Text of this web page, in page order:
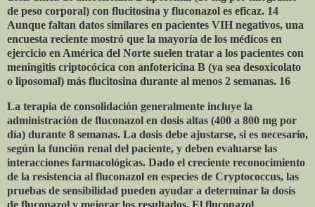
de peso corporal) con flucitosina y fluconazol es eficaz. 14
Aunque faltan datos similares en pacientes VIH negativos, una
encuesta reciente mostró que la mayoría de los médicos en
ejercicio en América del Norte suelen tratar a los pacientes con
meningitis criptocócica con anfotericina B (ya sea desoxicolato
o liposomal) más flucitosina durante al menos 2 semanas. 16
La terapia de consolidación generalmente incluye la
administración de fluconazol en dosis altas (400 a 800 mg por
día) durante 8 semanas. La dosis debe ajustarse, si es necesario,
según la función renal del paciente, y deben evaluarse las
interacciones farmacológicas. Dado el creciente reconocimiento
de la resistencia al fluconazol en especies de Cryptococcus, las
pruebas de sensibilidad pueden ayudar a determinar la dosis
de fluconazol y mejorar los resultados. El fluconazol